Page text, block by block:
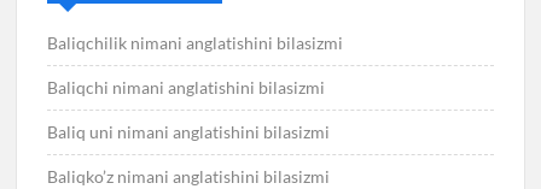
Baliqchilik nimani anglatishini bilasizmi
Baliqchi nimani anglatishini bilasizmi
Baliq uni nimani anglatishini bilasizmi
Baliqko’z nimani anglatishini bilasizmi